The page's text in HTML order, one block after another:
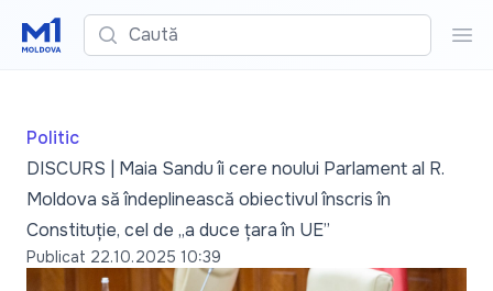
Caută
Politic
DISCURS | Maia Sandu îi cere noului Parlament al R.
Moldova să îndeplinească obiectivul înscris în
Constituție, cel de „a duce țara în UE”
Publicat 22.10.2025 10:39